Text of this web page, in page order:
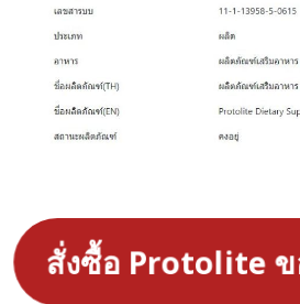
สั่งซื้อ Protolite ข